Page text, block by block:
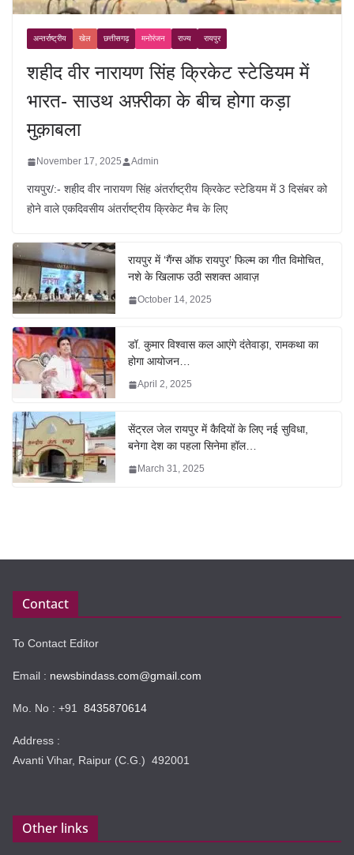
अन्तर्राष्ट्रीय खेल छत्तीसगढ़ मनोरंजन राज्य रायपुर
शहीद वीर नारायण सिंह क्रिकेट स्टेडियम में
भारत- साउथ अफ़्रीका के बीच होगा कड़ा
मुक़ाबला
November 17, 2025 Admin
रायपुर/:- शहीद वीर नारायण सिंह अंतर्राष्ट्रीय क्रिकेट स्टेडियम में 3 दिसंबर को
होने वाले एकदिवसीय अंतर्राष्ट्रीय क्रिकेट मैच के लिए
रायपुर में ‘गैंग्स ऑफ रायपुर’ फिल्म का गीत विमोचित,
नशे के खिलाफ उठी सशक्त आवाज़
October 14, 2025
डॉ. कुमार विश्वास कल आएंगे दंतेवाड़ा, रामकथा का
होगा आयोजन…
April 2, 2025
सेंट्रल जेल रायपुर में कैदियों के लिए नई सुविधा,
बनेगा देश का पहला सिनेमा हॉल…
March 31, 2025
Contact
To Contact Editor
Email : newsbindass.com@gmail.com
Mo. No : +91 8435870614
Address :
Avanti Vihar, Raipur (C.G.) 492001
Other links